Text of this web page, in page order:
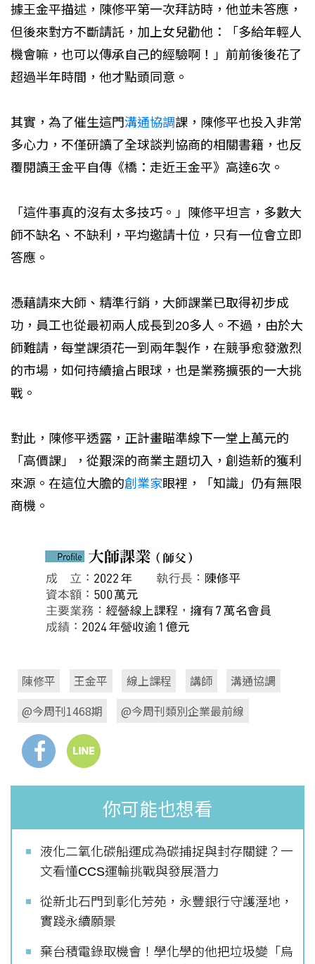
據王金平描述，陳修平第一次拜訪時，他並未答應，
但後來對方不斷請託，加上女兒勸他：「多給年輕人
機會嘛，也可以傳承自己的經驗啊！」前前後後花了
超過半年時間，他才點頭同意。
其實，為了催生這門溝通協調課，陳修平也投入非常
多心力，不僅研讀了全球談判協商的相關書籍，也反
覆閱讀王金平自傳《橋：走近王金平》高達6次。
「這件事真的沒有太多技巧。」陳修平坦言，多數大
師不缺名、不缺利，平均邀請十位，只有一位會立即
答應。
憑藉請來大師、精準行銷，大師課業已取得初步成
功，員工也從最初兩人成長到20多人。不過，由於大
師難請，每堂課須花一到兩年製作，在競爭愈發激烈
的市場，如何持續搶占眼球，也是業務擴張的一大挑
戰。
對此，陳修平透露，正計畫瞄準線下一堂上萬元的
「高價課」，從艱深的商業主題切入，創造新的獲利
來源。在這位大膽的創業家眼裡，「知識」仍有無限
商機。
陳修平 王金平 線上課程 講師
溝通協調
@今周刊1468期
@今周刊類別企業最前線
你可能也想看
液化二氧化碳船運成為碳捕捉與封存關鍵？一
文看懂CCS運輸挑戰與發展潛力
從新北石門到彰化芳苑，永豐銀行守護溼地，
實踐永續願景
棄台積電錄取機會！學化學的他把垃圾變「烏